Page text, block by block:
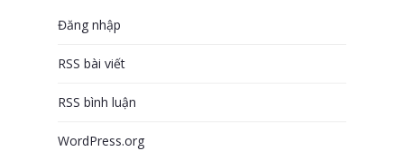
Đăng nhập
RSS bài viết
RSS bình luận
WordPress.org